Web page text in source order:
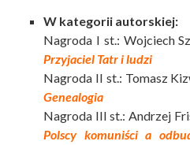
W kategorii autorskiej:
Nagroda I st.: Wojciech
Przyjaciel Tatr i ludzi
Nagroda II st.: Tomasz
Genealogia
Nagroda III st.: Andrzej
Polscy komuniści a